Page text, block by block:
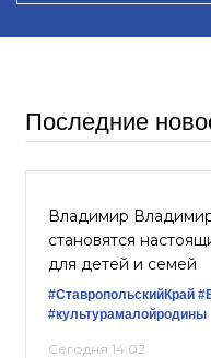
Последние
Владимир
становятся
для детей и семей
#СтавропольскийКрай
#культурамалойродины
Сегодня 14:02